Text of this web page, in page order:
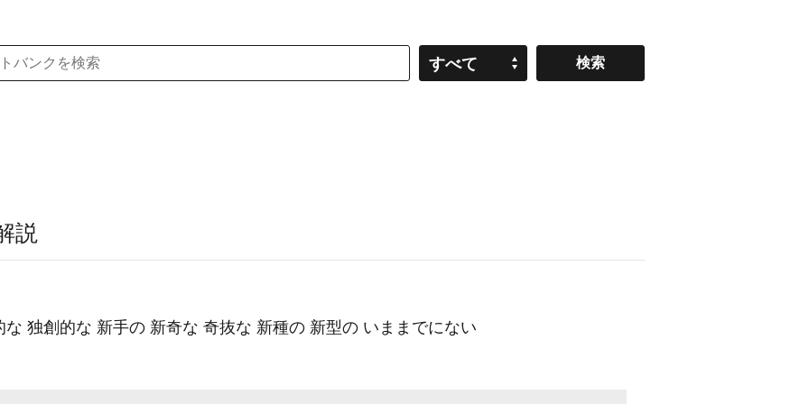
すべて
説
独創的な 新手の 新奇な 奇抜な 新種の 新型の いままでにない